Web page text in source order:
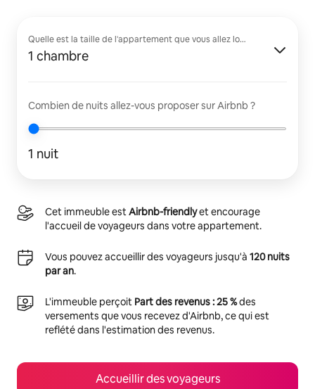
Quelle est la taille de l'appartement que vous allez louer ?
1 chambre
Combien de nuits allez-vous proposer sur Airbnb ?
1 nuit
Cet immeuble estAirbnb-friendlyet encourage
l'accueil de voyageurs dans votre appartement.
Vous pouvez accueillir des voyageurs jusqu'à 120 nuits
par an.
L'immeuble perçoit Part des revenus : 25 %des
versements que vous recevez d'Airbnb, ce qui est
reflété dans l'estimation des revenus.
Accueillir des voyageurs